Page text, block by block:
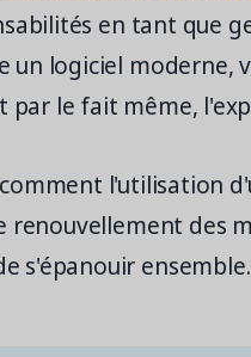
en tant que
logiciel moderne,
par le fait même,
l'utilisation
renouvellement des
s'épanouir ensemble.